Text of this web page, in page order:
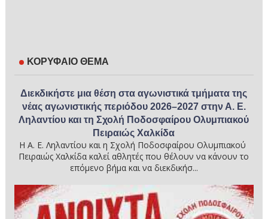
ΚΟΡΥΦΑΙΟ ΘΕΜΑ
Διεκδικήστε μια θέση στα αγωνιστικά τμήματα της
νέας αγωνιστικής περιόδου 2026–2027 στην Α. Ε.
Ληλαντίου και τη Σχολή Ποδοσφαίρου Ολυμπιακού
Πειραιώς Χαλκίδα
Η Α. Ε. Ληλαντίου και η Σχολή Ποδοσφαίρου Ολυμπιακού
Πειραιώς Χαλκίδα καλεί αθλητές που θέλουν να κάνουν το
επόμενο βήμα και να διεκδικήσ...